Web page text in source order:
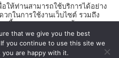
สนเทศ
ให้ท่านสามารถใช้บริการได้อย่าง
กในการใช้งานเว็บไซต์ รวมถึง
อเนื้อหาตรงตามความต้องการ
ยละเอียดเพิ่มเติมได้ใน นโยบาย
that we give you the best
you continue to use this site we
you are happy with it.